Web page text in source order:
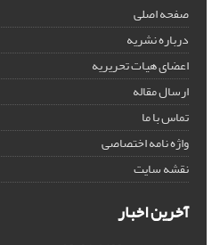
صفحه اصلی
درباره نشریه
اعضای هیات تحریریه
ارسال مقاله
تماس با ما
واژه نامه اختصاصی
نقشه سایت
آخرین اخبار